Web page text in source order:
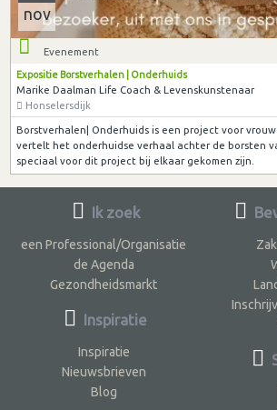
nov
Evenement
Expositie Borstverhalen | Onderhuids
Marike Daalman Life Coach & Levenskunstenaar
Honselersdijk
Borstverhalen| Onderhuids is een project voor
vertelt het onderhuidse verhaal achter de borsten
speciaal voor dit project bij elkaar gekomen zijn.
Ik zoek
een Professional/Organisatie
de Agenda
Gezondheidsmarkt
Inspiratie
Inspiratie
Nieuwsbrieven
Blog